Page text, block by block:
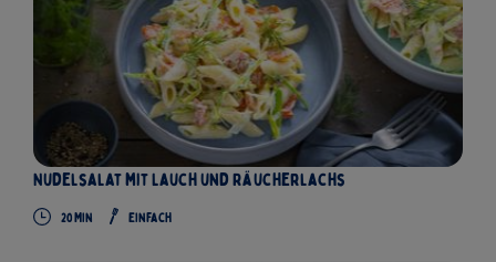
Nudelsalat mit Lauch und Räucherlachs
20Min Einfach